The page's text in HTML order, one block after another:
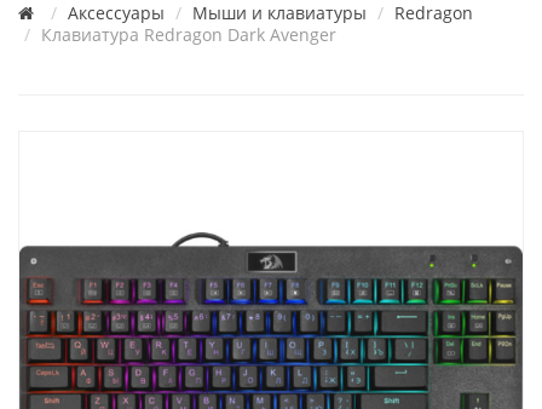
Аксессуары Мыши и клавиатуры
Redragon
Клавиатура Redragon Dark Avenger